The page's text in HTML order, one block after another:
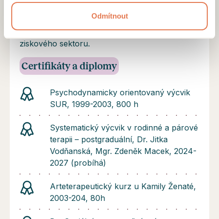
Odmítnout
dlouhodobém kontextu nebo poradensky. Mám
dlouhodobé zkušenosti z neziskového i
ziskového sektoru.
Certifikáty a diplomy
Psychodynamicky orientovaný výcvik
SUR, 1999-2003, 800 h
Systematický výcvik v rodinné a párové
terapii – postgraduální, Dr. Jitka
Vodňanská, Mgr. Zdeněk Macek, 2024-
2027 (probíhá)
Arteterapeutický kurz u Kamily Ženaté,
2003-204, 80h